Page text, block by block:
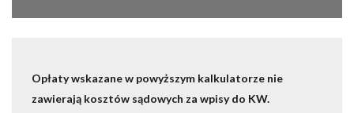
Opłaty wskazane w powyższym kalkulatorze nie
zawierają kosztów sądowych za wpisy do KW.